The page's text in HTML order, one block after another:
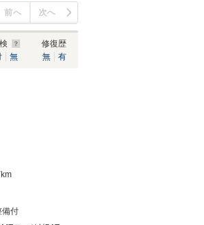
前へ 次へ
無
修復歴
無
有
備付